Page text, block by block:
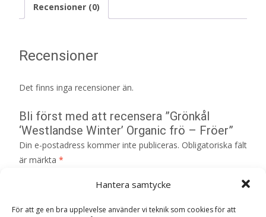
Hantera samtycke
För att ge en bra upplevelse använder vi teknik som cookies för att
Recensioner (0)
Recensioner
Det finns inga recensioner än.
Bli först med att recensera ”Grönkål
‘Westlandse Winter’ Organic frö – Fröer”
Din e-postadress kommer inte publiceras. Obligatoriska fält
är märkta *